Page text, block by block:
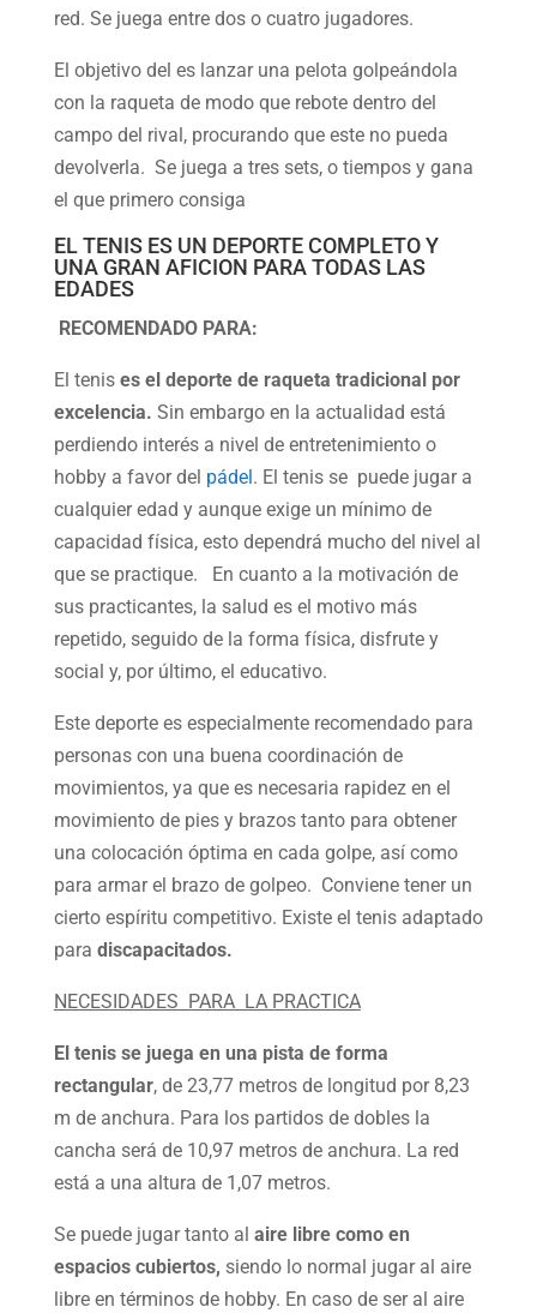
red. Se juega entre dos o cuatro jugadores.
El objetivo del es lanzar una pelota golpeándola
con la raqueta de modo que rebote dentro del
campo del rival, procurando que este no pueda
devolverla. Se juega a tres sets, o tiempos y gana
el que primero consiga
EL TENIS ES UN DEPORTE COMPLETO Y
UNA GRAN AFICION PARA TODAS LAS
EDADES
RECOMENDADO PARA:
El tenis es el deporte de raqueta tradicional por
excelencia. Sin embargo en la actualidad está
perdiendo interés a nivel de entretenimiento o
hobby a favor del pádel . El tenis se puede jugar a
cualquier edad y aunque exige un mínimo de
capacidad física, esto dependrá mucho del nivel al
que se practique. En cuanto a la motivación de
sus practicantes, la salud es el motivo más
repetido, seguido de la forma física, disfrute y
social y, por último, el educativo.
Este deporte es especialmente recomendado para
personas con una buena coordinación de
movimientos, ya que es necesaria rapidez en el
movimiento de pies y brazos tanto para obtener
una colocación óptima en cada golpe, así como
para armar el brazo de golpeo. Conviene tener un
cierto espíritu competitivo. Existe el tenis adaptado
para discapacitados.
NECESIDADES PARA LA PRACTICA
El tenis se juega en una pista de forma
rectangular, de 23,77 metros de longitud por 8,23
m de anchura. Para los partidos de dobles la
cancha será de 10,97 metros de anchura. La red
está a una altura de 1,07 metros.
Se puede jugar tanto al aire libre como en
espacios cubiertos, siendo lo normal jugar al aire
libre en términos de hobby. En caso de ser al aire